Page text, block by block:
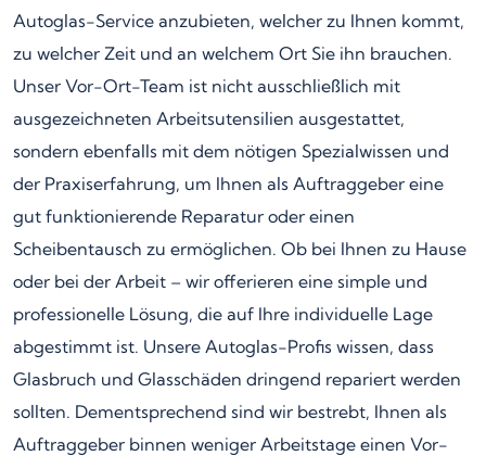
Autoglas-Service anzubieten, welcher zu Ihnen kommt,
zu welcher Zeit und an welchem Ort Sie ihn brauchen.
Unser Vor-Ort-Team ist nicht ausschließlich mit
ausgezeichneten Arbeitsutensilien ausgestattet,
sondern ebenfalls mit dem nötigen Spezialwissen und
der Praxiserfahrung, um Ihnen als Auftraggeber eine
gut funktionierende Reparatur oder einen
Scheibentausch zu ermöglichen. Ob bei Ihnen zu Hause
oder bei der Arbeit – wir offerieren eine simple und
professionelle Lösung, die auf Ihre individuelle Lage
abgestimmt ist. Unsere Autoglas-Profis wissen, dass
Glasbruch und Glasschäden dringend repariert werden
sollten. Dementsprechend sind wir bestrebt, Ihnen als
Auftraggeber binnen weniger Arbeitstage einen Vor-